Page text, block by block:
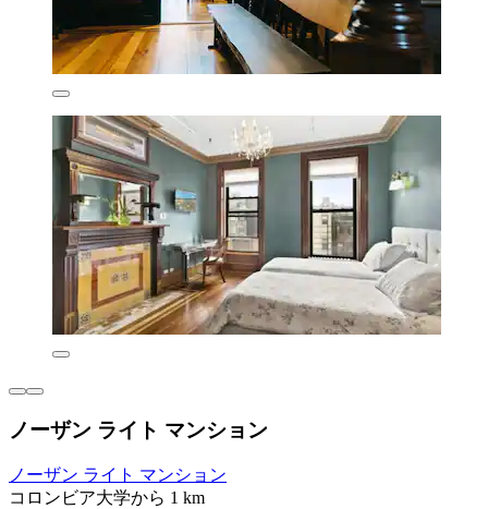
ノーザン ライト マンション
ノーザン ライト マンション
コロンビア大学から 1 km